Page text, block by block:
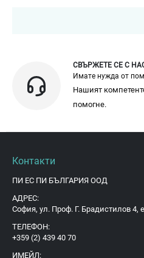
СВЪРЖЕТЕ СЕ С
Имате нужда от
Нашият
помогне.
Контакти
ПИ ЕС ПИ БЪЛГАРИЯ ООД
АДРЕС:
София, ул. Проф. Г. Брадистилов 4,
ТЕЛЕФОН:
+359 (2) 439 40 70
ИМЕЙЛ: